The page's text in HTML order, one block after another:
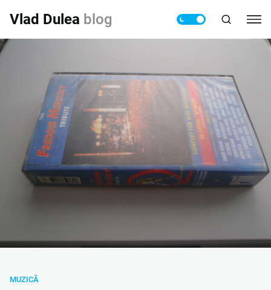
Vlad Dulea blog
MUZICĂ